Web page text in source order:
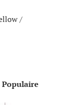
/
Populaire